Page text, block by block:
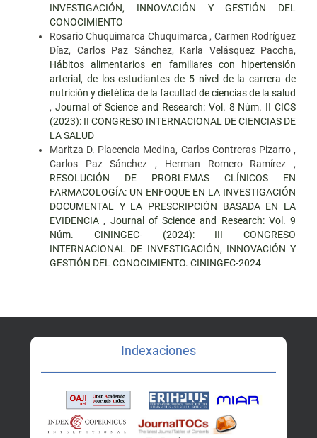
INVESTIGACIÓN, INNOVACIÓN Y GESTIÓN DEL
CONOCIMIENTO
Rosario Chuquimarca Chuquimarca , Carmen Rodríguez
Díaz, Carlos Paz Sánchez, Karla Velásquez Paccha,
Hábitos alimentarios en familiares con hipertensión
arterial, de los estudiantes de 5 nivel de la carrera de
nutrición y dietética de la facultad de ciencias de la salud
, Journal of Science and Research: Vol. 8 Núm. II CICS
(2023): II CONGRESO INTERNACIONAL DE CIENCIAS DE
LA SALUD
Maritza D. Placencia Medina, Carlos Contreras Pizarro ,
Carlos Paz Sánchez , Herman Romero Ramírez ,
RESOLUCIÓN DE PROBLEMAS CLÍNICOS EN
FARMACOLOGÍA: UN ENFOQUE EN LA INVESTIGACIÓN
DOCUMENTAL Y LA PRESCRIPCIÓN BASADA EN LA
EVIDENCIA , Journal of Science and Research: Vol. 9
Núm. CININGEC- (2024): III CONGRESO
INTERNACIONAL DE INVESTIGACIÓN, INNOVACIÓN Y
GESTIÓN DEL CONOCIMIENTO. CININGEC-2024
Indexaciones